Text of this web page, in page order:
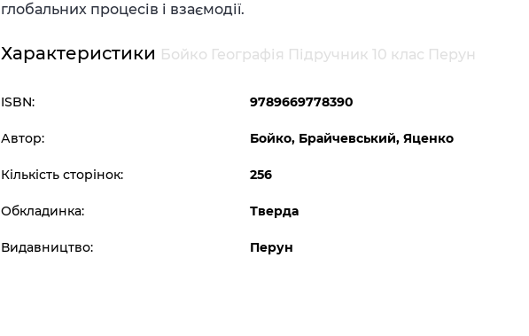
глобальних процесів і взаємодії.
Характеристики Бойко Географія Підручник 10 клас Перун
ISBN: 9789669778390
Автор: Бойко, Брайчевський, Яценко
Кількість сторінок: 256
Обкладинка: Тверда
Видавництво: Перун